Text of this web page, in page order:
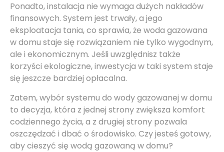
Ponadto, instalacja nie wymaga dużych nakładów
finansowych. System jest trwały, a jego
eksploatacja tania, co sprawia, że woda gazowana
w domu staje się rozwiązaniem nie tylko wygodnym,
ale i ekonomicznym. Jeśli uwzględnisz także
korzyści ekologiczne, inwestycja w taki system staje
się jeszcze bardziej opłacalna.
Zatem, wybór systemu do wody gazowanej w domu
to decyzja, która z jednej strony zwiększa komfort
codziennego życia, a z drugiej strony pozwala
oszczędzać i dbać o środowisko. Czy jesteś gotowy,
aby cieszyć się wodą gazowaną w domu?